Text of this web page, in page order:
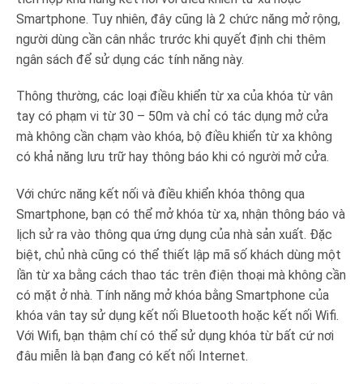
Smartphone. Tuy nhiên, đây cũng là 2 chức năng mở rộng,
người dùng cần cân nhắc trước khi quyết định chi thêm
ngân sách để sử dụng các tính năng này.
Thông thường, các loại điều khiển từ xa của khóa từ vân
tay có phạm vi từ 30 – 50m và chỉ có tác dụng mở cửa
mà không cần chạm vào khóa, bộ điều khiển từ xa không
có khả năng lưu trữ hay thông báo khi có người mở cửa.
Với chức năng kết nối và điều khiển khóa thông qua
Smartphone, bạn có thể mở khóa từ xa, nhận thông báo và
lịch sử ra vào thông qua ứng dụng của nhà sản xuất. Đặc
biệt, chủ nhà cũng có thể thiết lập mã số khách dùng một
lần từ xa bằng cách thao tác trên điện thoại mà không cần
có mặt ở nhà. Tính năng mở khóa bằng Smartphone của
khóa vân tay sử dụng kết nối Bluetooth hoặc kết nối Wifi.
Với Wifi, bạn thậm chí có thể sử dụng khóa từ bất cứ nơi
đâu miễn là bạn đang có kết nối Internet.